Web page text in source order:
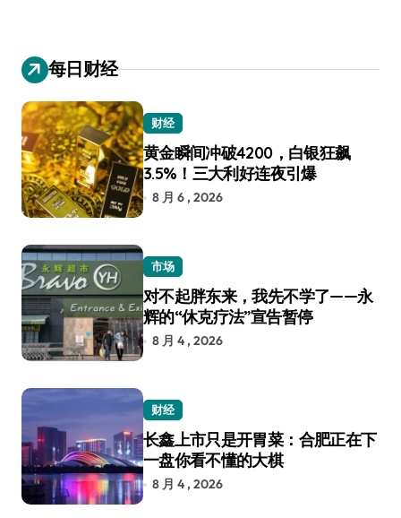
每日财经
财经
黄金瞬间冲破4200，白银狂飙
3.5%！三大利好连夜引爆
8 月 6 , 2026
市场
对不起胖东来，我先不学了——永
辉的“休克疗法”宣告暂停
8 月 4 , 2026
财经
长鑫上市只是开胃菜：合肥正在下
一盘你看不懂的大棋
8 月 4 , 2026